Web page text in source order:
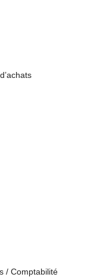
/ Comptabilité